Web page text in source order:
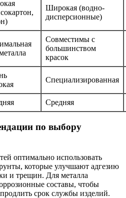
Широкая (водно-
дисперсионные)
Совместимы с
большинством
красок
Специализированная
Средняя
по выбору
оптимально использовать
которые улучшают адгезию
и трещин. Для металла
составы, чтобы
срок службы изделий.